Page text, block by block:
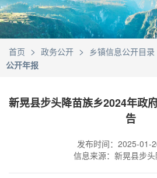
首页 > 政务公开 > 乡镇信息公开目录
公开年报
新晃县步头降苗族乡2024年政
告
发布时间：2025-01-
信息来源：新晃县步头